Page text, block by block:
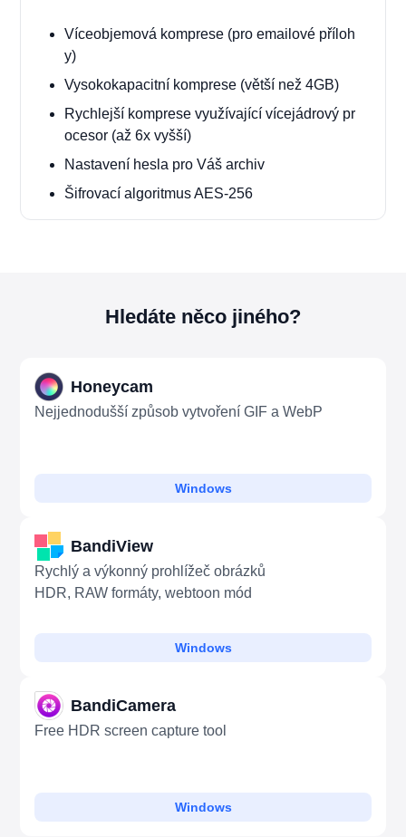
Víceobjemová komprese (pro emailové příloh
y)
Vysokokapacitní komprese (větší než 4GB)
Rychlejší komprese využívající vícejádrový pr
ocesor (až 6x vyšší)
Nastavení hesla pro Váš archiv
Šifrovací algoritmus AES-256
Hledáte něco jiného?
Honeycam
Nejjednodušší způsob vytvoření GIF a WebP
Windows
BandiView
Rychlý a výkonný prohlížeč obrázků
HDR, RAW formáty, webtoon mód
Windows
BandiCamera
Free HDR screen capture tool
Windows